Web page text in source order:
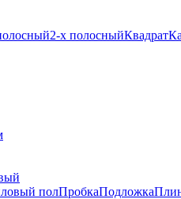
2-х полосныйКвадрат
полПробкаПодложка